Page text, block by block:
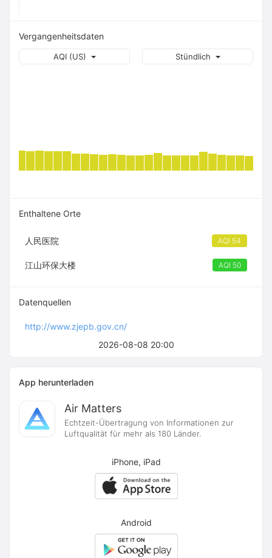
2026-08-08 20:00
Vergangenheitsdaten
Stündlich
AQI (US)
Enthaltene Orte
人民医院 AQI 54
江山环保大楼 AQI 50
Datenquellen
http://www.zjepb.gov.cn/
App herunterladen
Air Matters
Echtzeit-Übertragung von Informationen zur
Luftqualität für mehr als 180 Länder.
iPhone, iPad
Android